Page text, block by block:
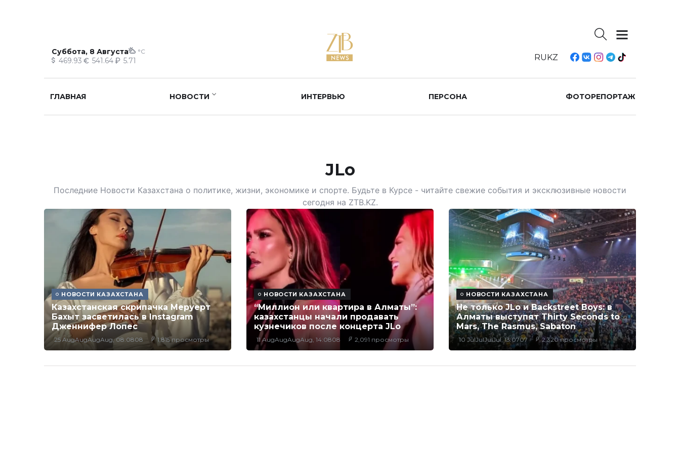
Суббота, 8 Августа °C
469.93 541.64 5.71 RUKZ
ГЛАВНАЯ НОВОСТИ ИНТЕРВЬЮ ПЕРСОНА ФОТОРЕПОРТАЖ
JLo
Последние Новости Казахстана о политике, жизни, экономике и спорте. Будьте в Курсе - читайте свежие события и эксклюзивные новости
сегодня на ZTB.KZ.
НОВОСТИ КАЗАХСТАНА
Казахстанская скрипачка Меруерт
Бахыт засветилась в Instagram
Дженнифер Лопес
25 AugAugAugAug, 08:0808 1,815 просмотры
НОВОСТИ КАЗАХСТАНА
“Миллион или квартира в Алматы”:
казахстанцы начали продавать
кузнечиков после концерта JLo
11 AugAugAugAug, 14:0808 2,091 просмотры
НОВОСТИ КАЗАХСТАНА
Не только JLo и Backstreet Boys: в
Алматы выступят Thirty Seconds to
Mars, The Rasmus, Sabaton
10 JulJulJulJul, 13:0707 2,320 просмотры